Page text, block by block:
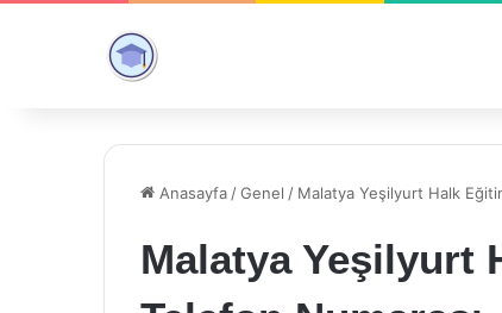
Anasayfa /Genel / Malatya Yeşilyurt Halk
Malatya Yeşilyurt